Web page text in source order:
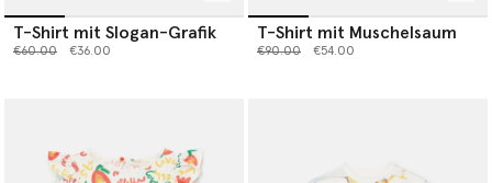
T-Shirt mit Slogan-Grafik
Preis reduziert von
€60.00bis€36.00
T-Shirt mit Muschelsaum
Preis reduziert von
€90.00bis€54.00